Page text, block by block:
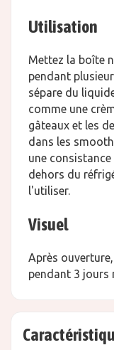
Utilisation
Mettez la boîte
pendant
sépare du
comme une
gâteaux et les
dans les
une
dehors du
l'utiliser.
Visuel
Après
pendant 3 jours